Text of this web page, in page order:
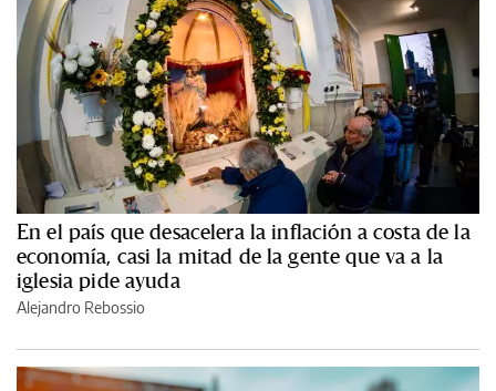
En el país que desacelera la inflación a costa de la
economía, casi la mitad de la gente que va a la
iglesia pide ayuda
Alejandro Rebossio